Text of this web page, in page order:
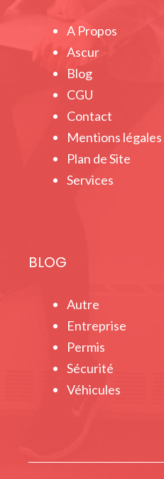
A Propos
Ascur
Blog
CGU
Contact
Mentions légales
Plan de Site
Services
BLOG
Autre
Entreprise
Permis
Sécurité
Véhicules